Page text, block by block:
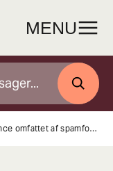
MENU
SØG
Orientering om konkurrence omfattet af spamforbuddet